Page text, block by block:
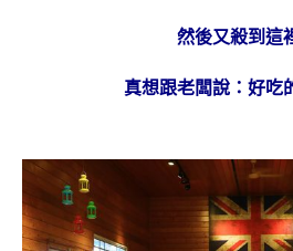
然後又殺到這
真想跟老闆說：好吃